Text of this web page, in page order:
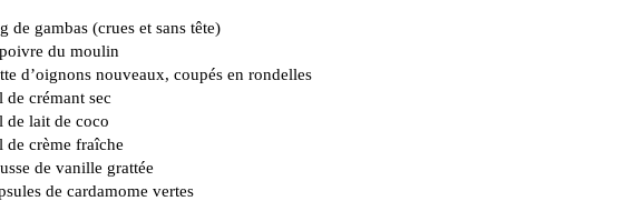
de gambas (crues et sans tête)
du moulin
d’oignons nouveaux, coupés en rondelles
de crémant sec
de lait de coco
de crème fraîche
de vanille grattée
de cardamome vertes